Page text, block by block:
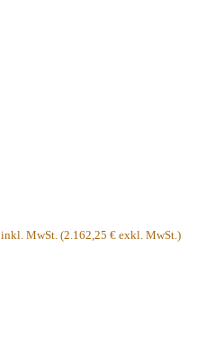
inkl. MwSt. (2.162,25 € exkl. MwSt.)